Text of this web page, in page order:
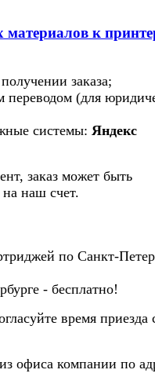
к
заказа;
переводом (для
системы: Яндекс
заказ может быть
на наш счет.
по Санкт-
- бесплатно!
время приезда
офиса компании по